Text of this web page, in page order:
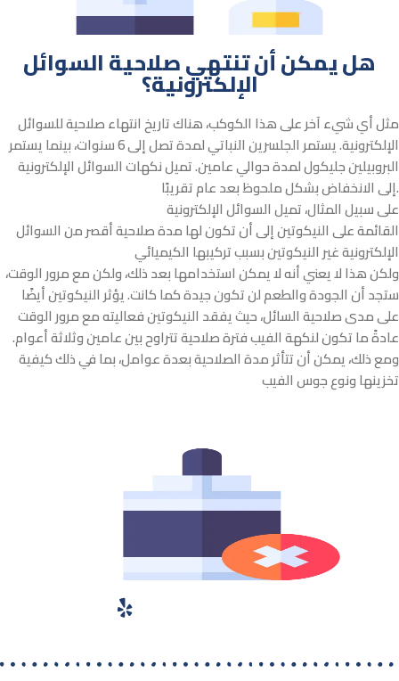
هل يمكن أن تنتهي صلاحية السوائل
الإلكترونية؟
مثل أي شيء آخر على هذا الكوكب، هناك تاريخ انتهاء صلاحية للسوائل
الإلكترونية. يستمر الجلسرين النباتي لمدة تصل إلى 6 سنوات، بينما يستمر
البروبيلين جليكول لمدة حوالي عامين. تميل نكهات السوائل الإلكترونية
إلى الانخفاض بشكل ملحوظ بعد عام تقريبًا.
على سبيل المثال، تميل السوائل الإلكترونية
القائمة على النيكوتين إلى أن تكون لها مدة صلاحية أقصر من السوائل
الإلكترونية غير النيكوتين بسبب تركيبها الكيميائي
ولكن هذا لا يعني أنه لا يمكن استخدامها بعد ذلك، ولكن مع مرور الوقت،
ستجد أن الجودة والطعم لن تكون جيدة كما كانت. يؤثر النيكوتين أيضًا
على مدى صلاحية السائل، حيث يفقد النيكوتين فعاليته مع مرور الوقت
عادةً ما تكون لنكهة الفيب فترة صلاحية تتراوح بين عامين وثلاثة أعوام.
ومع ذلك، يمكن أن تتأثر مدة الصلاحية بعدة عوامل، بما في ذلك كيفية
تخزينها ونوعجوس الفيب